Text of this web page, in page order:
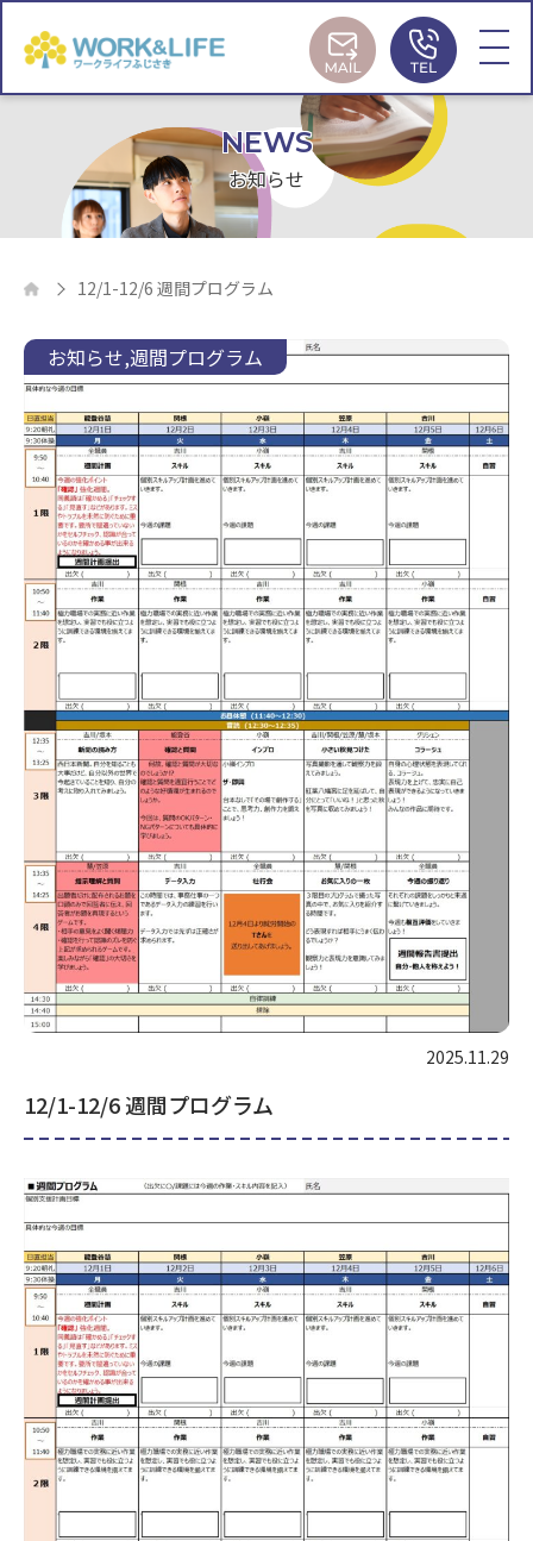
MAIL TEL
NEWS
お知らせ
12/1-12/6 週間プログラム
お知らせ 週間プログラム
2025.11.29
12/1-12/6 週間プログラム